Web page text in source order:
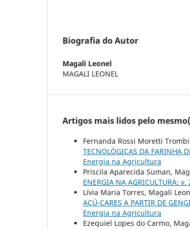
Biografia do Autor
Magali Leonel
MAGALI LEONEL
Artigos mais lidos pelo
Fernanda Rossi Moretti
TECNOLÓGICAS DA FARINHA
Energia na Agricultura
Priscila Aparecida Suman,
ENERGIA NA AGRICULTURA:
Lívia Maria Torres, Magali
AÇÚ-CARES A PARTIR DE
Energia na Agricultura
Ezequiel Lopes do Carmo,